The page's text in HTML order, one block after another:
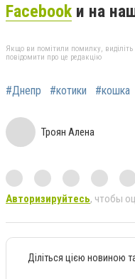
Facebook и на
Якщо ви помітили помилку, виділіть
повідомити про це редакцію
#Днепр #котики #кошка
Троян Алена
Авторизируйтесь, чтобы
Діліться цією новиною